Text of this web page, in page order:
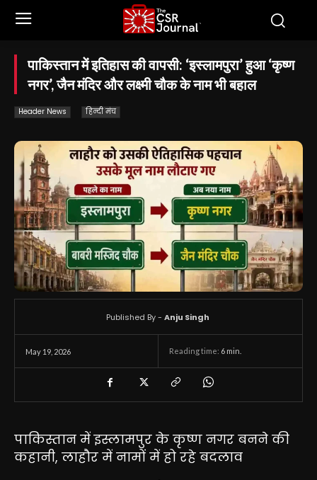
पाकिस्तान में इतिहास की वापसी: ‘इस्लामपुरा’ हुआ ‘कृष्ण
नगर’, जैन मंदिर और लक्ष्मी चौक के नाम भी बहाल
Header News हिन्दी मंच
May 19, 2026 Reading time: 6 min.
Published By - Anju Singh
पाकिस्तान में इस्लामपुर के कृष्ण नगर बनने की
कहानी, लाहौर में नामों में हो रहे बदलाव